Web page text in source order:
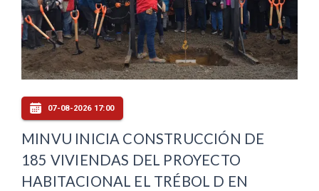
07-08-2026 17:00
MINVU INICIA CONSTRUCCIÓN DE
185 VIVIENDAS DEL PROYECTO
HABITACIONAL EL TRÉBOL D EN